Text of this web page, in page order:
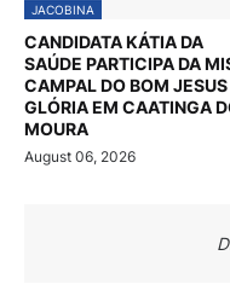
JACOBINA
CANDIDATA KÁTIA DA
SAÚDE PARTICIPA DA
CAMPAL DO BOM JESUS
GLÓRIA EM CAATINGA
MOURA
August 06, 2026